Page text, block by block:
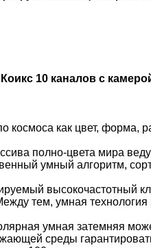
10 каналов с
космоса как цвет,
полно-цвета мира
умный алгоритм,
высокочастотный
тем, умная
умная затемняя
среды